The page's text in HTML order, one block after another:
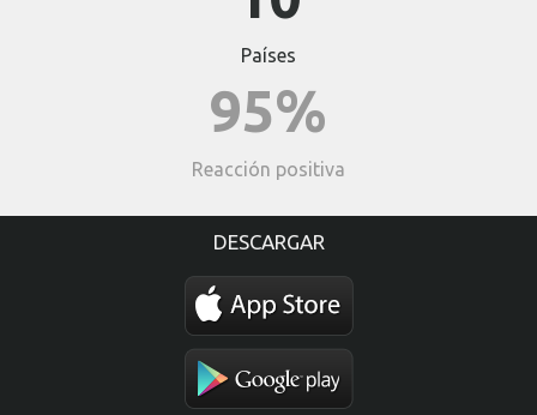
Países
95%
Reacción positiva
DESCARGAR